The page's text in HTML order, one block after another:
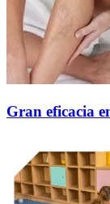
Gran eficacia